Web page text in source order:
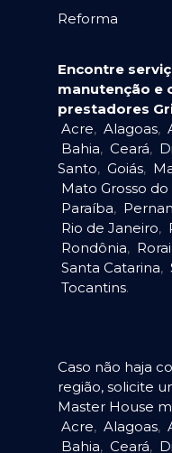
Reforma
Encontre
manutenção e
prestadores
Acre, Alagoas,
Bahia, Ceará,
Santo, Goiás,
Mato Grosso do
Paraíba,
Rio de Janeiro,
Rondônia,
Santa Catarina,
Tocantins.
Caso não haja
região, solicite
Master House
Acre, Alagoas,
Bahia, Ceará,